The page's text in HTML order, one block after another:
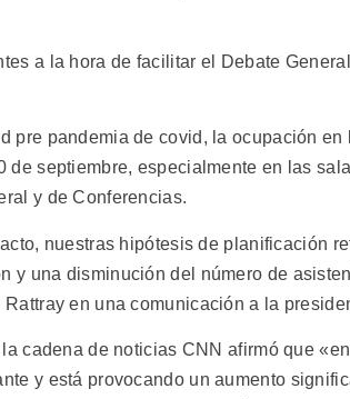
a la hora de facilitar el Debate
pre pandemia de covid, la ocupación
de septiembre, especialmente en las
y de Conferencias.
nuestras hipótesis de planificación
y una disminución del número de
en una comunicación a la
cadena de noticias CNN afirmó que
y está provocando un aumento